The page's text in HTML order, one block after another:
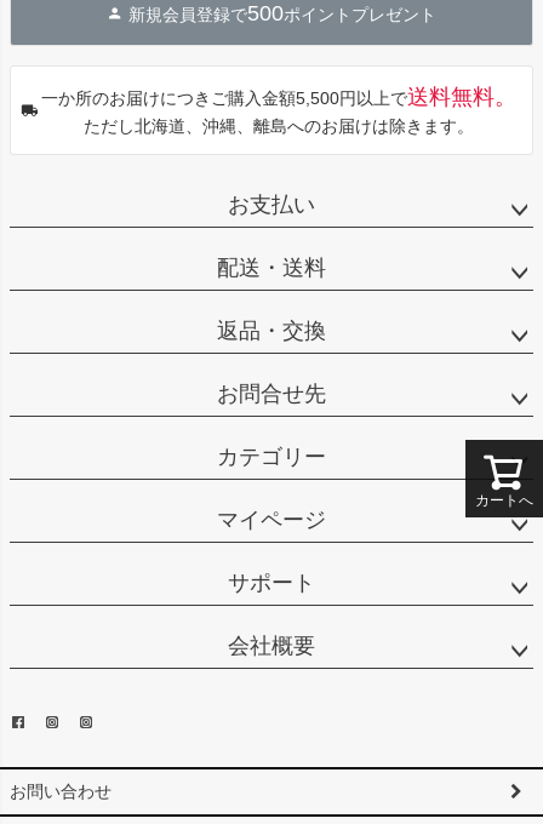
カートへ
へ
新規会員登録で500ポイントプレゼント
一か所のお届けにつきご購入金額5,500円以上で送料無料。
ただし北海道、沖縄、離島へのお届けは除きます。
お支払い
配送・送料
返品・交換
お問合せ先
カテゴリー
マイページ
サポート
会社概要
お問い合わせ